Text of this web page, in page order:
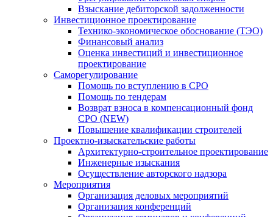
Взыскание дебиторской задолженности
Инвестиционное проектирование
Технико-экономическое обоснование (ТЭО)
Финансовый анализ
Оценка инвестиций и инвестиционное
проектирование
Саморегулирование
Помощь по вступлению в СРО
Помощь по тендерам
Возврат взноса в компенсационный фонд
СРО (NEW)
Повышение квалификации строителей
Проектно-изыскательские работы
Архитектурно-строительное проектирование
Инженерные изыскания
Осуществление авторского надзора
Мероприятия
Организация деловых мероприятий
Организация конференций